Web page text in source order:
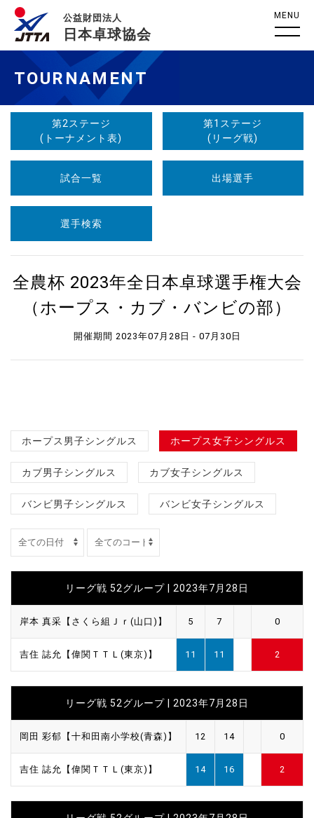
公益財団法人
日本卓球協会
MENU
TOURNAMENT
第2ステージ
(トーナメント表)
第1ステージ
(リーグ戦)
試合一覧 出場選手
選手検索
全農杯 2023年全日本卓球選手権大会
（ホープス・カブ・バンビの部）
開催期間 2023年07月28日 - 07月30日
ホープス男子シングルス ホープス女子シングルス
カブ男子シングルス カブ女子シングルス
バンビ男子シングルス バンビ女子シングルス
リーグ戦 52グループ | 2023年7月28日
岸本 真采【さくら組Ｊｒ(山口)】 5 7 0
吉住 誌允【偉関ＴＴＬ(東京)】 11 11 2
リーグ戦 52グループ | 2023年7月28日
岡田 彩郁【十和田南小学校(青森)】 12 14 0
吉住 誌允【偉関ＴＴＬ(東京)】 14 16 2